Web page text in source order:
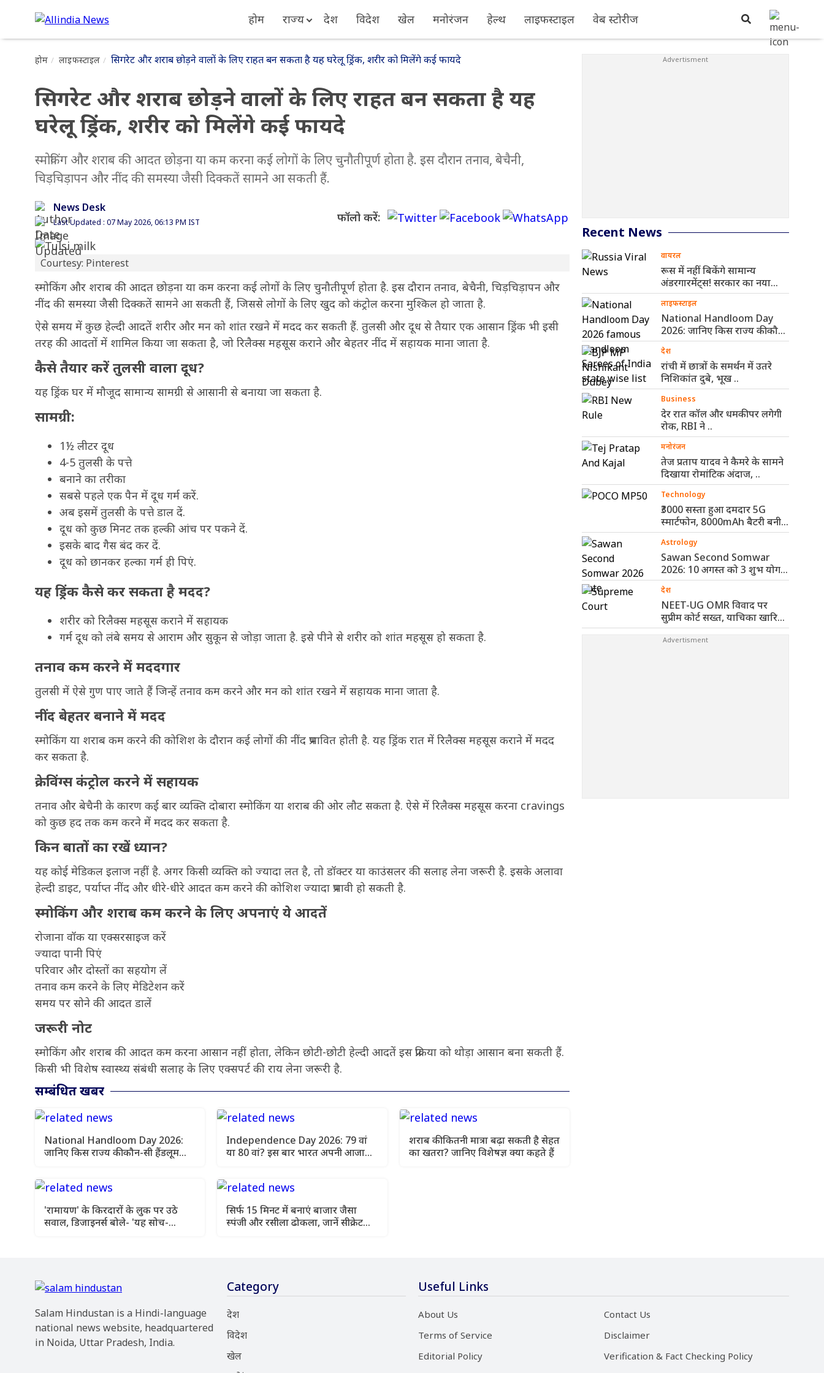
होम राज्य देश विदेश खेल मनोरंजन हेल्थ लाइफस्टाइल वेब स्टोरीज
होम लाइफस्टाइल सिगरेट और शराब छोड़ने वालों के लिए राहत बन सकता है यह घरेलू ड्रिंक, शरीर को मिलेंगे कई फायदे
सिगरेट और शराब छोड़ने वालों के लिए राहत बन सकता है यह
घरेलू ड्रिंक, शरीर को मिलेंगे कई फायदे
स्मोकिंग और शराब की आदत छोड़ना या कम करना कई लोगों के लिए चुनौतीपूर्ण होता है. इस दौरान तनाव, बेचैनी,
चिड़चिड़ापन और नींद की समस्या जैसी दिक्कतें सामने आ सकती हैं.
News Desk
Last Updated : 07 May 2026, 06:13 PM IST फॉलो करें:
Courtesy: Pinterest
स्मोकिंग और शराब की आदत छोड़ना या कम करना कई लोगों के लिए चुनौतीपूर्ण होता है. इस दौरान तनाव, बेचैनी, चिड़चिड़ापन और
नींद की समस्या जैसी दिक्कतें सामने आ सकती हैं, जिससे लोगों के लिए खुद को कंट्रोल करना मुश्किल हो जाता है.
ऐसे समय में कुछ हेल्दी आदतें शरीर और मन को शांत रखने में मदद कर सकती हैं. तुलसी और दूध से तैयार एक आसान ड्रिंक भी इसी
तरह की आदतों में शामिल किया जा सकता है, जो रिलैक्स महसूस कराने और बेहतर नींद में सहायक माना जाता है.
कैसे तैयार करें तुलसी वाला दूध?
यह ड्रिंक घर में मौजूद सामान्य सामग्री से आसानी से बनाया जा सकता है.
सामग्री:
1½ लीटर दूध
4-5 तुलसी के पत्ते
बनाने का तरीका
सबसे पहले एक पैन में दूध गर्म करें.
अब इसमें तुलसी के पत्ते डाल दें.
दूध को कुछ मिनट तक हल्की आंच पर पकने दें.
इसके बाद गैस बंद कर दें.
दूध को छानकर हल्का गर्म ही पिएं.
यह ड्रिंक कैसे कर सकता है मदद?
शरीर को रिलैक्स महसूस कराने में सहायक
गर्म दूध को लंबे समय से आराम और सुकून से जोड़ा जाता है. इसे पीने से शरीर को शांत महसूस हो सकता है.
तनाव कम करने में मददगार
तुलसी में ऐसे गुण पाए जाते हैं जिन्हें तनाव कम करने और मन को शांत रखने में सहायक माना जाता है.
नींद बेहतर बनाने में मदद
स्मोकिंग या शराब कम करने की कोशिश के दौरान कई लोगों की नींद प्रभावित होती है. यह ड्रिंक रात में रिलैक्स महसूस कराने में मदद
कर सकता है.
क्रेविंग्स कंट्रोल करने में सहायक
तनाव और बेचैनी के कारण कई बार व्यक्ति दोबारा स्मोकिंग या शराब की ओर लौट सकता है. ऐसे में रिलैक्स महसूस करना cravings
को कुछ हद तक कम करने में मदद कर सकता है.
किन बातों का रखें ध्यान?
यह कोई मेडिकल इलाज नहीं है. अगर किसी व्यक्ति को ज्यादा लत है, तो डॉक्टर या काउंसलर की सलाह लेना जरूरी है. इसके अलावा
हेल्दी डाइट, पर्याप्त नींद और धीरे-धीरे आदत कम करने की कोशिश ज्यादा प्रभावी हो सकती है.
स्मोकिंग और शराब कम करने के लिए अपनाएं ये आदतें
रोजाना वॉक या एक्सरसाइज करें
ज्यादा पानी पिएं
परिवार और दोस्तों का सहयोग लें
तनाव कम करने के लिए मेडिटेशन करें
समय पर सोने की आदत डालें
जरूरी नोट
स्मोकिंग और शराब की आदत कम करना आसान नहीं होता, लेकिन छोटी-छोटी हेल्दी आदतें इस प्रक्रिया को थोड़ा आसान बना सकती हैं.
किसी भी विशेष स्वास्थ्य संबंधी सलाह के लिए एक्सपर्ट की राय लेना जरूरी है.
सम्बंधित खबर
National Handloom Day 2026:
जानिए किस राज्य की कौन-सी हैंडलूम
Independence Day 2026: 79 वां
या 80 वां? इस बार भारत अपनी आजादी
शराब की कितनी मात्रा बढ़ा सकती है सेहत
का खतरा? जानिए विशेषज्ञ क्या कहते हैं
'रामायण' के किरदारों के लुक पर उठे
सवाल, डिजाइनर्स बोले- 'यह सोच-
सिर्फ 15 मिनट में बनाएं बाजार जैसा
स्पंजी और रसीला ढोकला, जानें सीक्रेट
Recent News
वायरल
रूस में नहीं बिकेंगे सामान्य
अंडरगारमेंट्स! सरकार का नया
नियम ..
लाइफस्टाइल
National Handloom Day
2026: जानिए किस राज्य की कौन-
सी हैंडलूम ..
देश
रांची में छात्रों के समर्थन में उतरे
निशिकांत दुबे, भूख ..
Business
देर रात कॉल और धमकी पर लगेगी
रोक, RBI ने ..
मनोरंजन
तेज प्रताप यादव ने कैमरे के सामने
दिखाया रोमांटिक अंदाज, ..
Technology
₹3000 सस्ता हुआ दमदार 5G
स्मार्टफोन, 8000mAh बैटरी बनी
सबसे ..
Astrology
Sawan Second Somwar
2026: 10 अगस्त को 3 शुभ योग,
..
देश
NEET-UG OMR विवाद पर
सुप्रीम कोर्ट सख्त, याचिका खारिज
कर ..
Salam Hindustan is a Hindi-language
national news website, headquartered
in Noida, Uttar Pradesh, India.
Category
देश
विदेश
खेल
Useful Links
About Us
Contact Us
Terms of Service
Disclaimer
Editorial Policy
Verification & Fact Checking Policy